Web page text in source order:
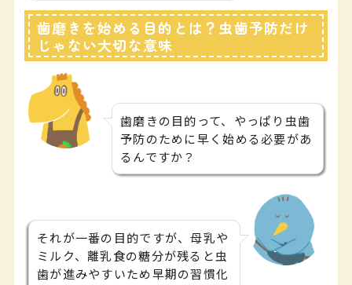
歯磨きを始める目的とは？虫歯予防だけ
じゃない大切な意味
歯磨きの目的って、やっぱり虫歯
予防のために早く始める必要があ
るんですか？
それが一番の目的ですが、母乳や
ミルク、離乳食の糖分が残ると虫
歯が進みやすいため早期の習慣化